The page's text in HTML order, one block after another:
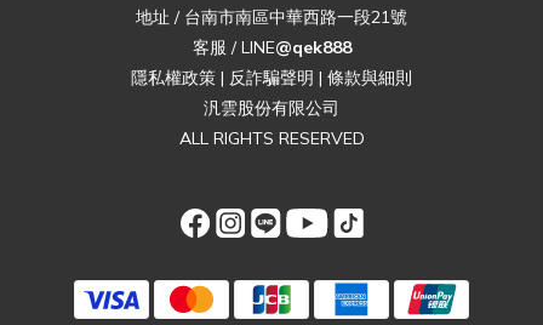
地址 / 台南市南區中華西路一段21號
客服 / LINE@qek888
隱私權政策 | 反詐騙聲明 | 條款與細則
汎雲股份有限公司
ALL RIGHTS RESERVED